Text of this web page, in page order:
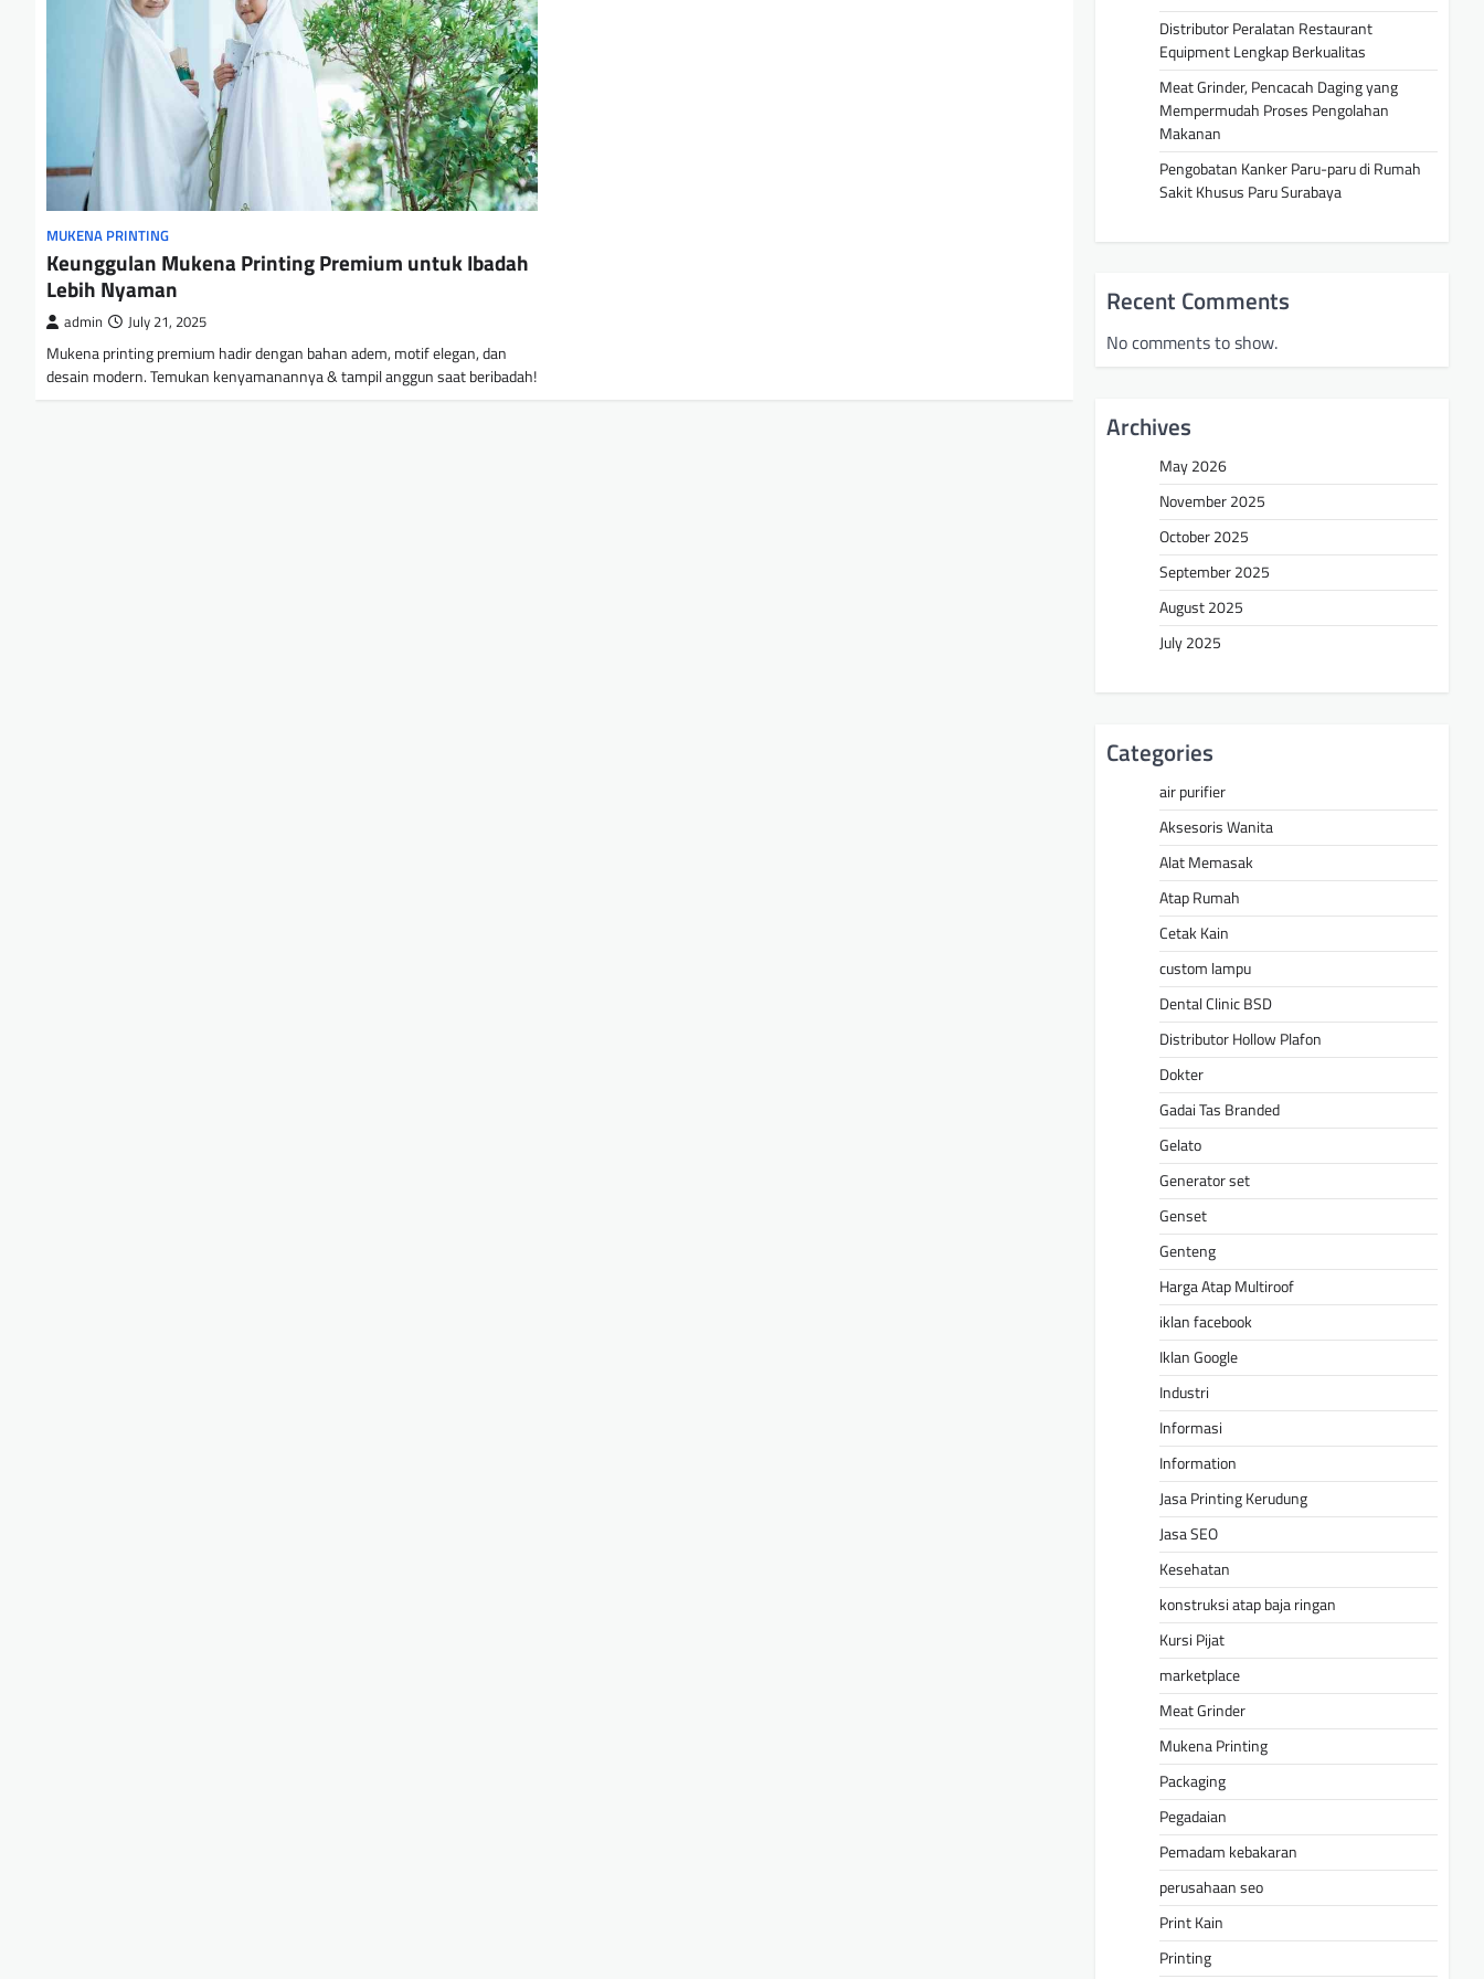
MUKENA PRINTING
Keunggulan Mukena Printing Premium untuk Ibadah
Lebih Nyaman
admin July 21, 2025
Mukena printing premium hadir dengan bahan adem, motif elegan, dan
desain modern. Temukan kenyamanannya & tampil anggun saat beribadah!
Distributor Peralatan Restaurant
Equipment Lengkap Berkualitas
Meat Grinder, Pencacah Daging yang
Mempermudah Proses Pengolahan
Makanan
Pengobatan Kanker Paru-paru di Rumah
Sakit Khusus Paru Surabaya
Recent Comments
No comments to show.
Archives
May 2026
November 2025
October 2025
September 2025
August 2025
July 2025
Categories
air purifier
Aksesoris Wanita
Alat Memasak
Atap Rumah
Cetak Kain
custom lampu
Dental Clinic BSD
Distributor Hollow Plafon
Dokter
Gadai Tas Branded
Gelato
Generator set
Genset
Genteng
Harga Atap Multiroof
iklan facebook
Iklan Google
Industri
Informasi
Information
Jasa Printing Kerudung
Jasa SEO
Kesehatan
konstruksi atap baja ringan
Kursi Pijat
marketplace
Meat Grinder
Mukena Printing
Packaging
Pegadaian
Pemadam kebakaran
perusahaan seo
Print Kain
Printing